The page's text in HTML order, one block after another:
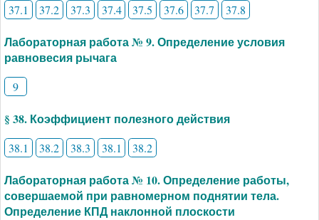
37.1 37.2 37.3 37.4 37.5 37.6 37.7 37.8
Лабораторная работа № 9. Определение условия
равновесия рычага
9
§ 38. Коэффициент полезного действия
38.1 38.2 38.3 38.1 38.2
Лабораторная работа № 10. Определение работы,
совершаемой при равномерном поднятии тела.
Определение КПД наклонной плоскости